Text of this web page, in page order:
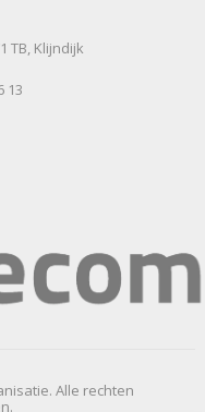
TB, Klijndijk
13
Alle rechten